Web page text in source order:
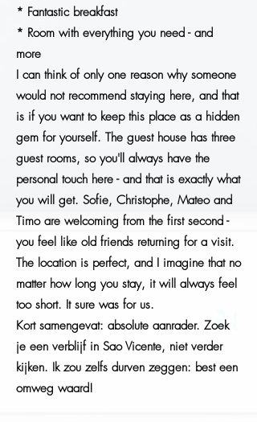
* Fantastic breakfast
* Room with everything you need - and
more
I can think of only one reason why someone
would not recommend staying here, and that
is if you want to keep this place as a hidden
gem for yourself. The guest house has three
guest rooms, so you'll always have the
personal touch here - and that is exactly what
you will get. Sofie, Christophe, Mateo and
Timo are welcoming from the first second -
you feel like old friends returning for a visit.
The location is perfect, and I imagine that no
matter how long you stay, it will always feel
too short. It sure was for us.
Kort samengevat: absolute aanrader. Zoek
je een verblijf in Sao Vicente, niet verder
kijken. Ik zou zelfs durven zeggen: best een
omweg waard!